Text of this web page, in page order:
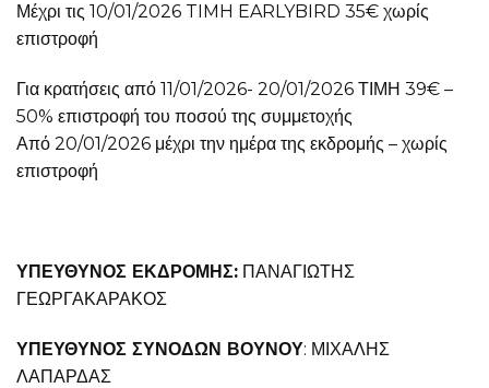
Μέχρι τις 10/01/2026 TIMH EARLYBIRD 35€ χωρίς
επιστροφή
Για κρατήσεις από 11/01/2026- 20/01/2026 ΤΙΜΗ 39€ –
50% επιστροφή του ποσού της συμμετοχής
Από 20/01/2026 μέχρι την ημέρα της εκδρομής – χωρίς
επιστροφή
ΥΠΕΥΘΥΝΟΣ ΕΚΔΡΟΜΗΣ: ΠΑΝΑΓΙΩΤΗΣ
ΓΕΩΡΓΑΚΑΡΑΚΟΣ
ΥΠΕΥΘΥΝΟΣ ΣΥΝΟΔΩΝ ΒΟΥΝΟΥ: ΜΙΧΑΛΗΣ
ΛΑΠΑΡΔΑΣ